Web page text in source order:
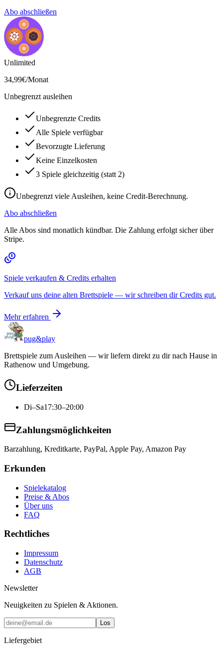
Abo abschließen
Unlimited
34,99€/Monat
Unbegrenzt ausleihen
Unbegrenzte Credits
Alle Spiele verfügbar
Bevorzugte Lieferung
Keine Einzelkosten
3 Spiele gleichzeitig (statt 2)
Unbegrenzt viele Ausleihen, keine Credit-Berechnung.
Abo abschließen
Alle Abos sind monatlich kündbar. Die Zahlung erfolgt sicher über
Stripe.
Spiele verkaufen & Credits erhalten
Verkauf uns deine alten Brettspiele — wir schreiben dir Credits gut.
Mehr erfahren
pug&play
Brettspiele zum Ausleihen — wir liefern direkt zu dir nach Hause in
Rathenow und Umgebung.
Lieferzeiten
Di–Sa17:30–20:00
Zahlungsmöglichkeiten
Barzahlung, Kreditkarte, PayPal, Apple Pay, Amazon Pay
Erkunden
Spielekatalog
Preise & Abos
Über uns
FAQ
Rechtliches
Impressum
Datenschutz
AGB
Newsletter
Neuigkeiten zu Spielen & Aktionen.
Los
Liefergebiet